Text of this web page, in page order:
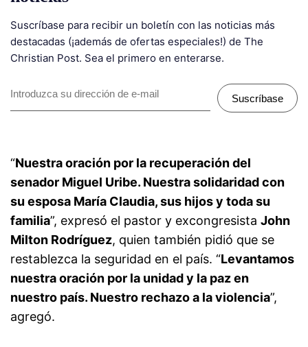
Suscríbase para recibir un boletín con las noticias más
destacadas (¡además de ofertas especiales!) de The
Christian Post. Sea el primero en enterarse.
Suscríbase
“Nuestra oración por la recuperación del
senador Miguel Uribe. Nuestra solidaridad con
su esposa María Claudia, sus hijos y toda su
familia”, expresó el pastor y excongresista John
Milton Rodríguez, quien también pidió que se
restablezca la seguridad en el país. “Levantamos
nuestra oración por la unidad y la paz en
nuestro país. Nuestro rechazo a la violencia”,
agregó.